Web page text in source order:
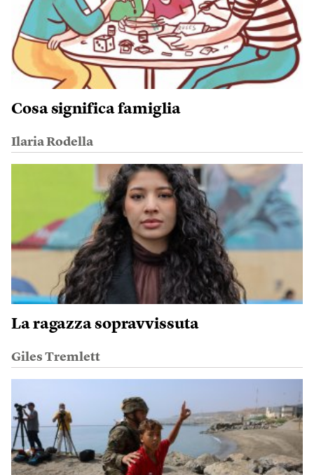
Cosa significa famiglia
Ilaria Rodella
La ragazza sopravvissuta
Giles Tremlett